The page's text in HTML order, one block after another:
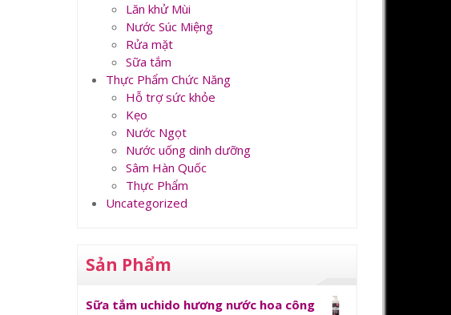
Lăn khử Mùi
Nước Súc Miệng
Rửa mặt
Sữa tắm
Thực Phẩm Chức Năng
Hỗ trợ sức khỏe
Kẹo
Nước Ngọt
Nước uống dinh dưỡng
Sâm Hàn Quốc
Thực Phẩm
Uncategorized
Sản Phẩm
Sữa tắm uchido hương nước hoa công